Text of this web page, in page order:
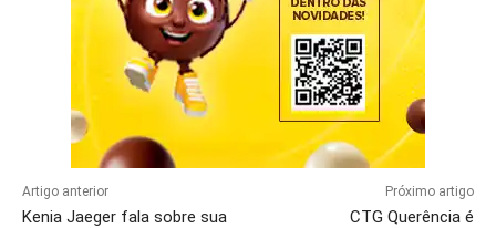
Artigo anterior
Kenia Jaeger fala sobre sua
Próximo artigo
CTG Querência é